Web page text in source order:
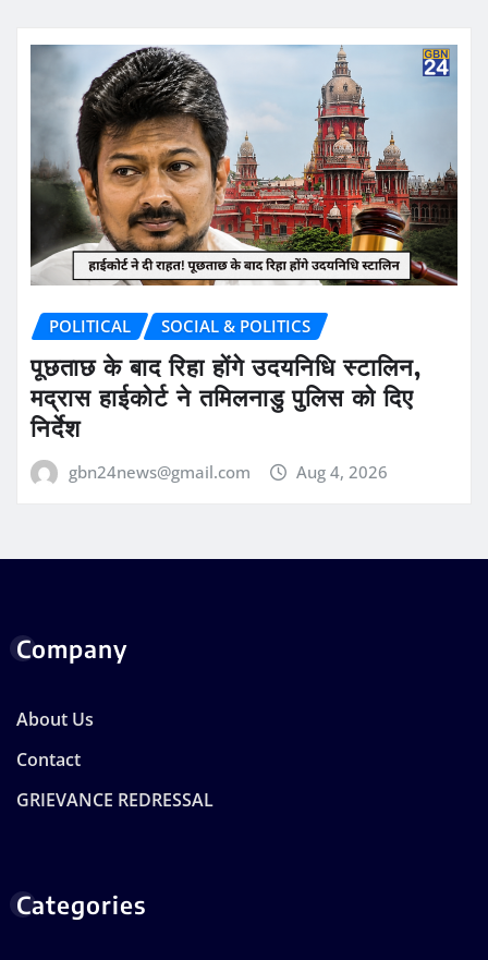
POLITICAL SOCIAL & POLITICS
पूछताछ के बाद रिहा होंगे उदयनिधि स्टालिन,
मद्रास हाईकोर्ट ने तमिलनाडु पुलिस को दिए
निर्देश
gbn24news@gmail.com Aug 4, 2026
Company
About Us
Contact
GRIEVANCE REDRESSAL
Categories